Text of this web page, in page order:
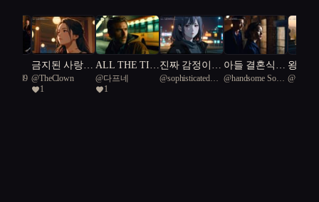
Seal 49
금지된 사랑의
그림자: 복수
와 진실의 저
@TheClown
1
ALL THE TIM
E
@다프네
1
진짜 감정이
복제되는 세계
@sophisticated
아들 결혼식에
서 축가를 부
@handsome South
왕이
돼
@귤